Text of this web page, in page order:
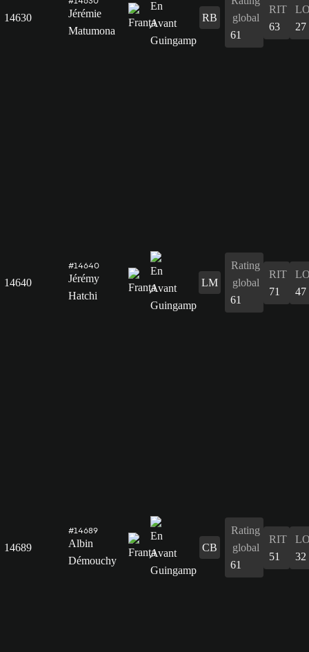
14630
Jérémie
Matumona
RB
global
61
RIT
63
27
14640
#14640
Jérémy
Hatchi
LM
Rating
global
61
RIT
71
47
14689
#14689
Albin
Démouchy
CB
Rating
global
61
RIT
51
32